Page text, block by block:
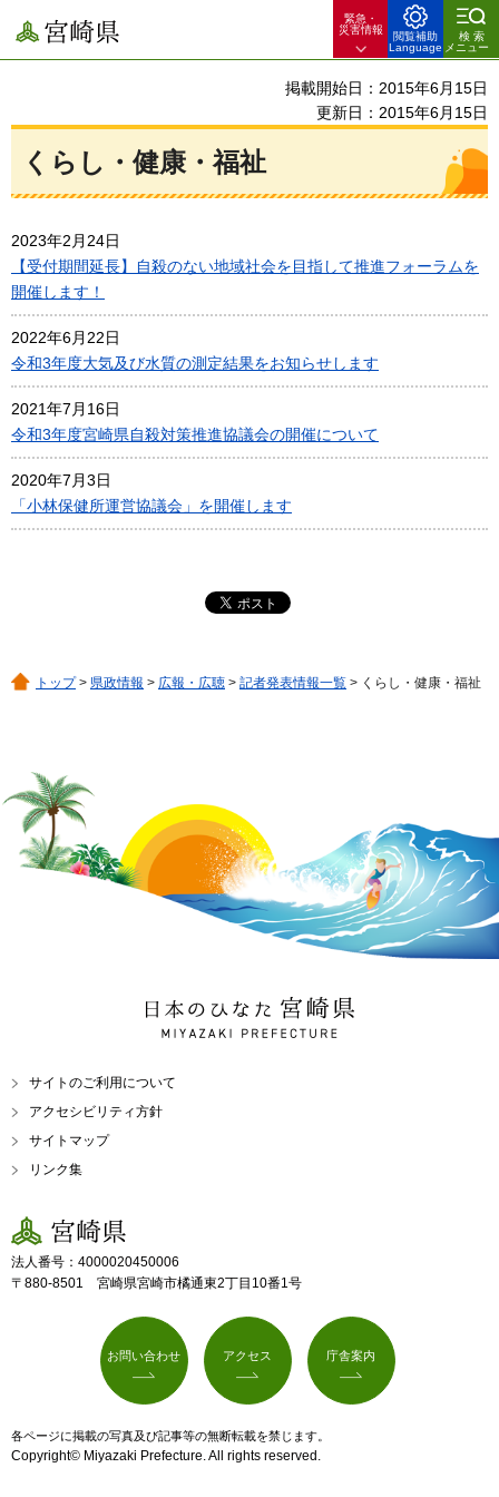
宮崎県
緊急・
災害情報
閲覧補助
Language
検索
メニュー
掲載開始日：2015年6月15日
更新日：2015年6月15日
くらし・健康・福祉
2023年2月24日
【受付期間延長】自殺のない地域社会を目指して推進フォーラムを
開催します！
2022年6月22日
令和3年度大気及び水質の測定結果をお知らせします
2021年7月16日
令和3年度宮崎県自殺対策推進協議会の開催について
2020年7月3日
「小林保健所運営協議会」を開催します
トップ> 県政情報 > 広報・広聴 > 記者発表情報一覧 > くらし・健康・福祉
日本のひなた 宮崎県
MIYAZAKI PREFECTURE
サイトのご利用について
アクセシビリティ方針
サイトマップ
リンク集
宮崎県
法人番号：4000020450006
〒880-8501 宮崎県宮崎市橘通東2丁目10番1号
お問い合わせ アクセス 庁舎案内
各ページに掲載の写真及び記事等の無断転載を禁じます。
Copyright© Miyazaki Prefecture. All rights reserved.